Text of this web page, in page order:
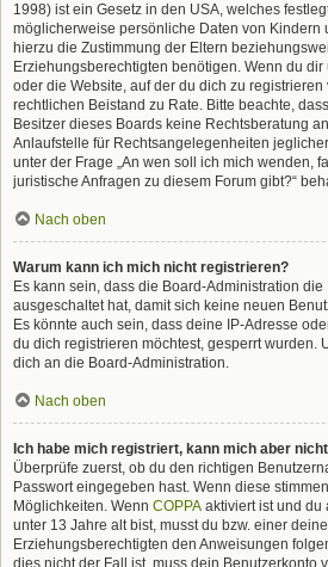
1998) ist ein Gesetz in den USA, welches
möglicherweise persönliche Daten von Kindern
hierzu die Zustimmung der Eltern
Erziehungsberechtigten benötigen. Wenn du
oder die Website, auf der du dich zu
rechtlichen Beistand zu Rate. Bitte beachte,
Besitzer dieses Boards keine Rechtsberatung
Anlaufstelle für Rechtsangelegenheiten
unter der Frage „An wen soll ich mich wenden,
juristische Anfragen zu diesem Forum gibt?“
Nach oben
Warum kann ich mich nicht registrieren?
Es kann sein, dass die Board-Administration
ausgeschaltet hat, damit sich keine neuen
Es könnte auch sein, dass deine IP-Adresse
du dich registrieren möchtest, gesperrt wurden.
dich an die Board-Administration.
Nach oben
Ich habe mich registriert, kann mich aber
Überprüfe zuerst, ob du den richtigen
Passwort eingegeben hast. Wenn diese
Möglichkeiten. Wenn COPPA aktiviert ist und du
unter 13 Jahre alt bist, musst du bzw. einer
Erziehungsberechtigten den Anweisungen
dies nicht der Fall ist, muss dein Benutzerkonto